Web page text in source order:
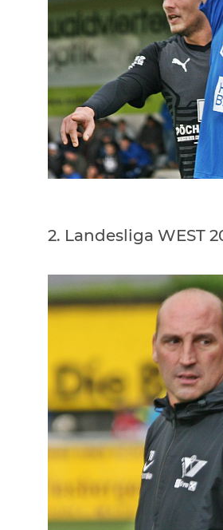
2. Landesliga WEST